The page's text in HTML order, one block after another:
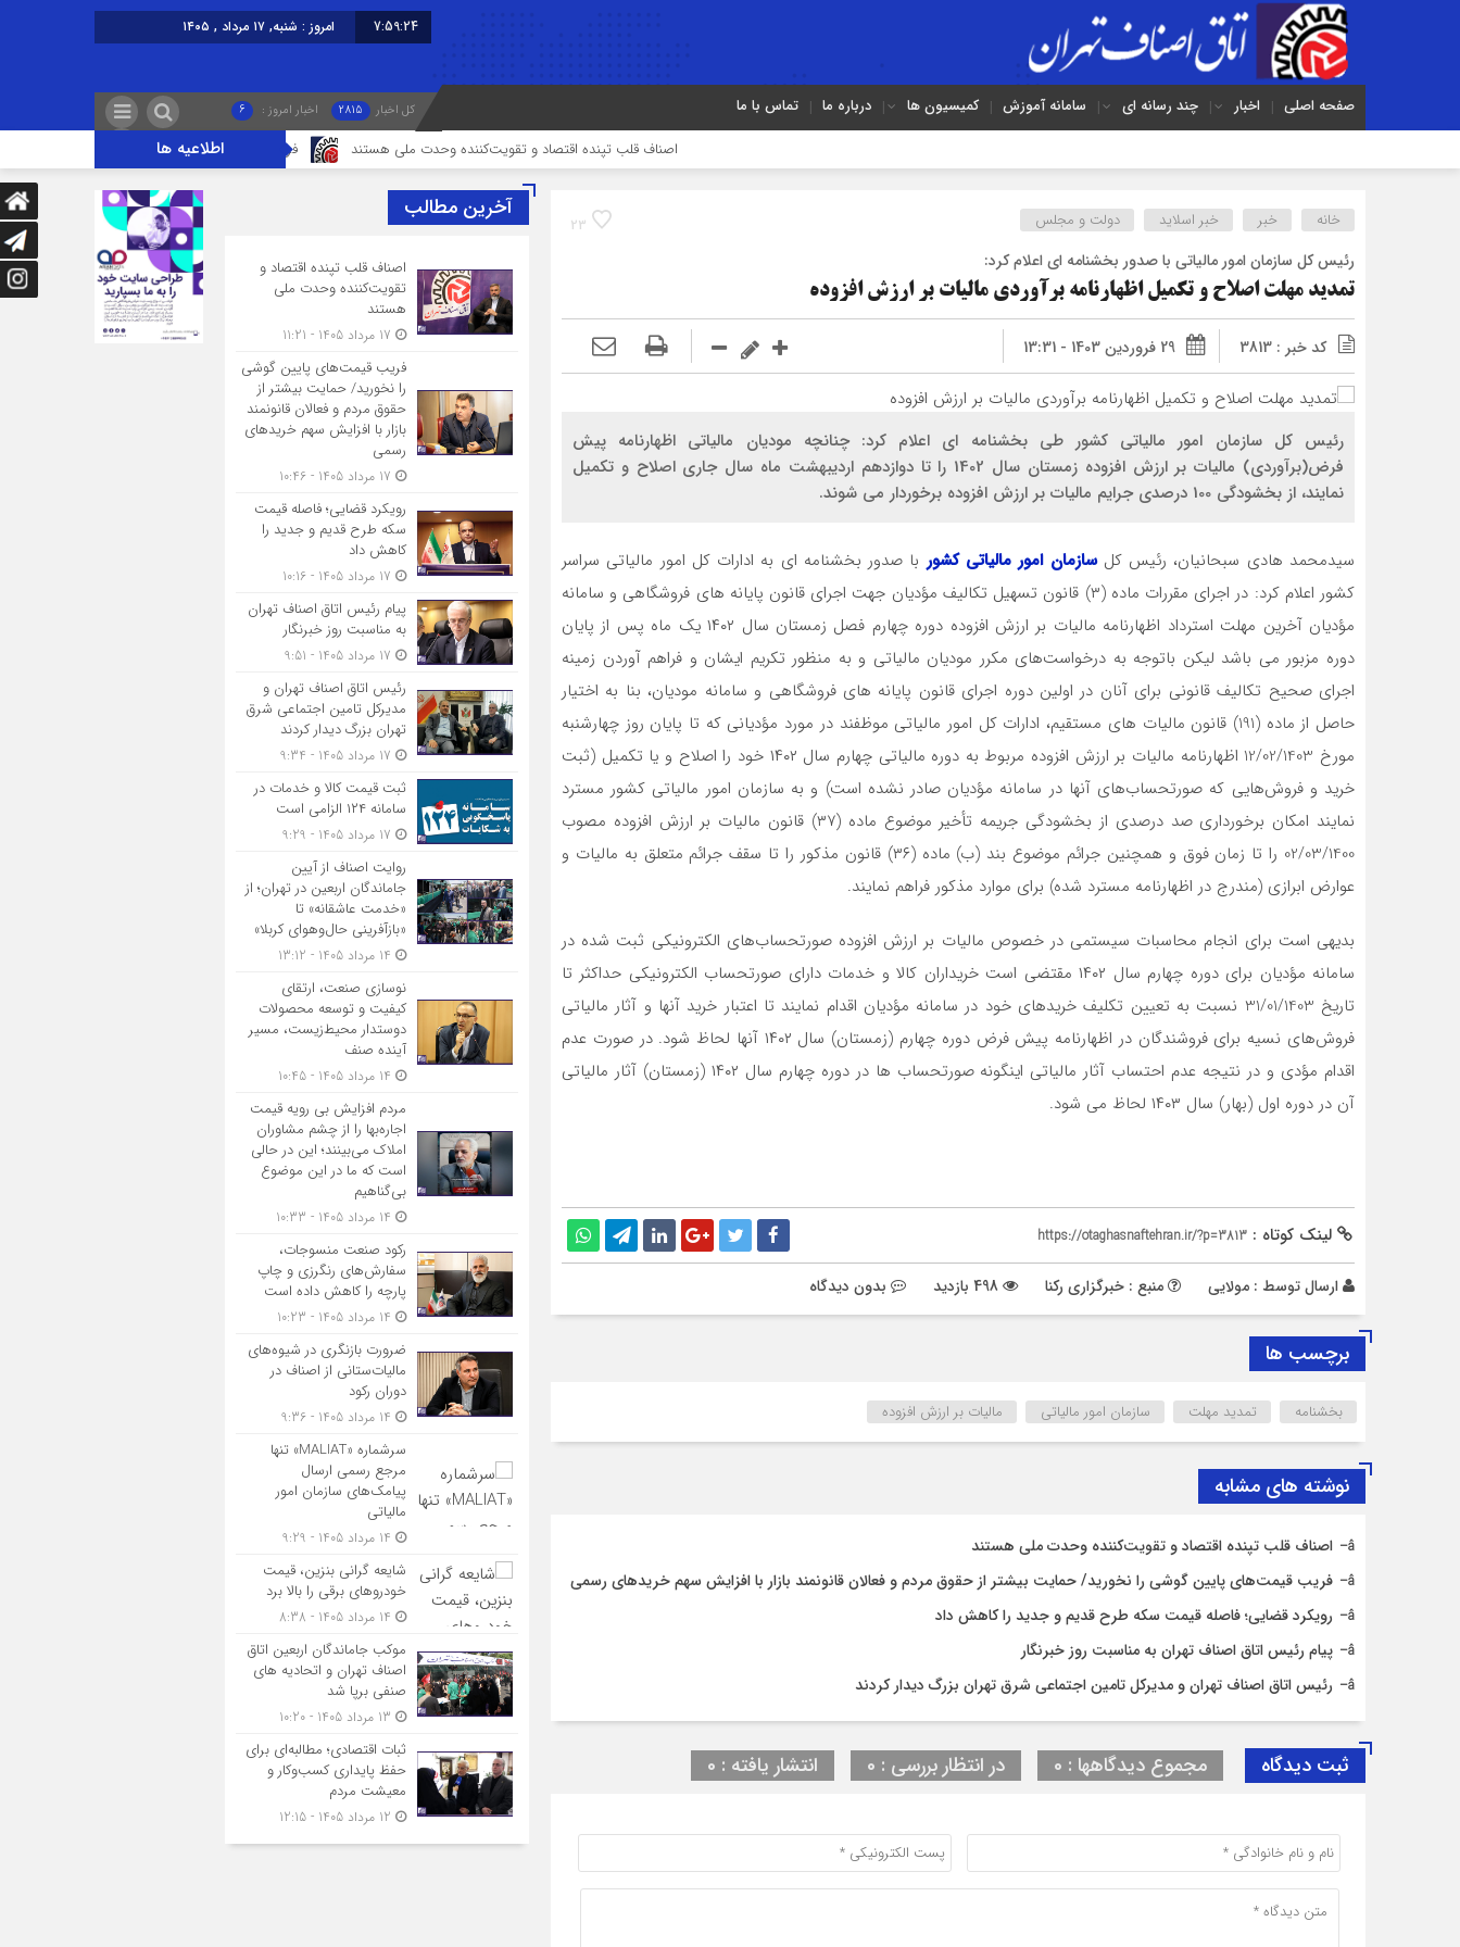
7:59:24 امروز : شنبه, ۱۷ مرداد , ۱۴۰۵
صفحه اصلی اخبار چند رسانه ای سامانه آموزش کمیسیون ها درباره ما تماس با ما کل اخبار 2815 اخبار امروز : 6
اطلاعیه ها اصناف قلب تپنده اقتصاد و تقویت‌کننده وحدت ملی هستند فریب قیمت‌های پایین گوشی را نخورید/ حمایت بیشتر از
23 خانه خبر خبر اسلايد دولت و مجلس
رئیس کل سازمان امور مالیاتی با صدور بخشنامه ای اعلام کرد:
تمدید مهلت اصلاح و تکمیل اظهارنامه برآوردی مالیات بر ارزش افزوده
کد خبر : 3813 29 فروردین 1403 - 13:31
رئیس کل سازمان امور مالیاتی کشور طی بخشنامه ای اعلام کرد: چنانچه مودیان مالیاتی اظهارنامه پیش
فرض(برآوردی) مالیات بر ارزش افزوده زمستان سال 1402 را تا دوازدهم اردیبهشت ماه سال جاری اصلاح و تکمیل
نمایند، از بخشودگی 100 درصدی جرایم مالیات بر ارزش افزوده برخوردار می شوند.
سیدمحمد هادی سبحانیان، رئیس کلسازمان امور مالیاتی کشور با صدور بخشنامه ای به ادارات کل امور مالیاتی سراسر
کشور اعلام کرد: در اجرای مقررات ماده (۳) قانون تسهیل تکالیف مؤدیان جهت اجرای قانون پایانه های فروشگاهی و سامانه
مؤدیان آخرین مهلت استرداد اظهارنامه مالیات بر ارزش افزوده دوره چهارم فصل زمستان سال ۱۴۰۲ یک ماه پس از پایان
دوره مزبور می باشد لیکن باتوجه به درخواست‌های مکرر مودیان مالیاتی و به منظور تکریم ایشان و فراهم آوردن زمینه
اجرای صحیح تکالیف قانونی برای آنان در اولین دوره اجرای قانون پایانه های فروشگاهی و سامانه مودیان، بنا به اختیار
حاصل از ماده (191) قانون مالیات های مستقیم، ادارات کل امور مالیاتی موظفند در مورد مؤدیانی که تا پایان روز چهارشنبه
مورخ 12/02/1403 اظهارنامه مالیات بر ارزش افزوده مربوط به دوره مالیاتی چهارم سال ۱۴۰۲ خود را اصلاح و یا تکمیل (ثبت
خرید و فروش‌هایی که صورتحساب‌های آنها در سامانه مؤدیان صادر نشده است) و به سازمان امور مالیاتی کشور مسترد
نمایند امکان برخورداری صد درصدی از بخشودگی جریمه تأخیر موضوع ماده (۳۷) قانون مالیات بر ارزش افزوده مصوب
02/03/1400 را تا زمان فوق و همچنین جرائم موضوع بند (ب) ماده (۳۶) قانون مذکور را تا سقف جرائم متعلق به مالیات و
عوارض ابرازی (مندرج در اظهارنامه مسترد شده) برای موارد مذکور فراهم نمایند.
بدیهی است برای انجام محاسبات سیستمی در خصوص مالیات بر ارزش افزوده صورتحساب‌های الکترونیکی ثبت شده در
سامانه مؤدیان برای دوره چهارم سال ۱۴۰۲ مقتضی است خریداران کالا و خدمات دارای صورتحساب الکترونیکی حداکثر تا
تاریخ 31/01/1403 نسبت به تعیین تکلیف خریدهای خود در سامانه مؤدیان اقدام نمایند تا اعتبار خرید آنها و آثار مالیاتی
فروش‌های نسیه برای فروشندگان در اظهارنامه پیش فرض دوره چهارم (زمستان) سال ۱۴۰۲ آنها لحاظ شود. در صورت عدم
اقدام مؤدی و در نتیجه عدم احتساب آثار مالیاتی اینگونه صورتحساب ها در دوره چهارم سال ۱۴۰۲ (زمستان) آثار مالیاتی
آن در دوره اول (بهار) سال ۱۴۰۳ لحاظ می شود.
لینک کوتاه : https://otaghasnaftehran.ir/?p=3813
ارسال توسط : مولایی منبع : خبرگزاری رکنا بدون دیدگاه
برچسب ها
بخشنامه تمدید مهلت سازمان امور مالیاتی مالیات بر ارزش افزوده‌
نوشته های مشابه
اصناف قلب تپنده اقتصاد و تقویت‌کننده وحدت ملی هستند
فریب قیمت‌های پایین گوشی را نخورید/ حمایت بیشتر از حقوق مردم و فعالان قانونمند بازار با افزایش سهم خریدهای رسمی
رویکرد قضایی؛ فاصله قیمت سکه طرح قدیم و جدید را کاهش داد
پیام رئیس اتاق اصناف تهران به مناسبت روز خبرنگار
رئیس اتاق اصناف تهران و مدیرکل تامین اجتماعی شرق تهران بزرگ دیدار کردند
ثبت دیدگاه مجموع دیدگاهها : 0 در انتظار بررسی : 0 انتشار یافته : 0
آخرین مطالب
اصناف قلب تپنده اقتصاد و
تقویت‌کننده وحدت ملی
هستند
فریب قیمت‌های پایین گوشی
را نخورید/ حمایت بیشتر از
حقوق مردم و فعالان قانونمند
بازار با افزایش سهم خریدهای
رسمی
رویکرد قضایی؛ فاصله قیمت
سکه طرح قدیم و جدید را
کاهش داد
پیام رئیس اتاق اصناف تهران
به مناسبت روز خبرنگار
رئیس اتاق اصناف تهران و
مدیرکل تامین اجتماعی شرق
تهران بزرگ دیدار کردند
ثبت قیمت کالا و خدمات در
سامانه ۱۲۴ الزامی است
روایت اصناف از آیین
جاماندگان اربعین در تهران؛ از
«خدمت عاشقانه» تا
«بازآفرینی حال‌وهوای کربلا»
نوسازی صنعت، ارتقای
کیفیت و توسعه محصولات
دوستدار محیط‌زیست، مسیر
آینده صنف
مردم افزایش بی رویه قیمت
اجاره‌بها را از چشم مشاوران
املاک می‌بینند؛ این در حالی
است که ما در این موضوع
بی‌گناهیم
رکود صنعت منسوجات،
سفارش‌های رنگرزی و چاپ
پارچه را کاهش داده است
ضرورت بازنگری در شیوه‌های
مالیات‌ستانی از اصناف در
دوران رکود
سرشماره «MALIAT» تنها
مرجع رسمی ارسال
پیامک‌های سازمان امور
مالیاتی
شایعه گرانی بنزین، قیمت
خودروهای برقی را بالا برد
موکب جاماندگان اربعین اتاق
اصناف تهران و اتحادیه های
صنفی برپا شد
ثبات اقتصادی؛ مطالبه‌ای برای
حفظ پایداری کسب‌وکار و
معیشت مردم